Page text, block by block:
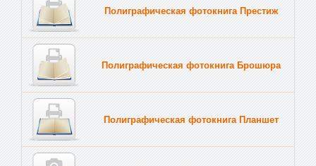
Полиграфическая фотокнига Престиж
Полиграфическая фотокнига Брошюра
Полиграфическая фотокнига Планшет